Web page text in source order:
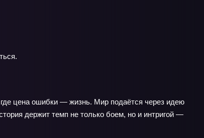
цена ошибки — жизнь. Мир подаётся через идею
держит темп не только боем, но и интригой —